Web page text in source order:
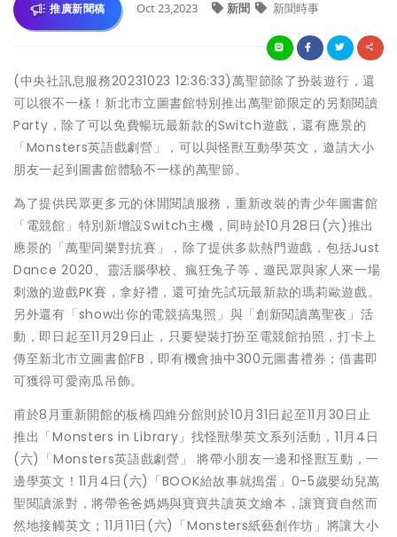
推廣新聞稿 Oct 23,2023 新聞 新聞時事
(中央社訊息服務20231023 12:36:33)萬聖節除了扮裝遊行，還
可以很不一樣！新北市立圖書館特別推出萬聖節限定的另類閱讀
Party，除了可以免費暢玩最新款的Switch遊戲，還有應景的
「Monsters英語戲劇營」，可以與怪獸互動學英文，邀請大小
朋友一起到圖書館體驗不一樣的萬聖節。
為了提供民眾更多元的休閒閱讀服務，重新改裝的青少年圖書館
「電競館」特別新增設Switch主機，同時於10月28日(六)推出
應景的「萬聖同樂對抗賽」，除了提供多款熱門遊戲，包括Just
Dance 2020、靈活腦學校、瘋狂兔子等，邀民眾與家人來一場
刺激的遊戲PK賽，拿好禮，還可搶先試玩最新款的瑪莉歐遊戲。
另外還有「show出你的電競搞鬼照」與「創新閱讀萬聖夜」活
動，即日起至11月29日止，只要變裝打扮至電競館拍照，打卡上
傳至新北市立圖書館FB，即有機會抽中300元圖書禮券；借書即
可獲得可愛南瓜吊飾。
甫於8月重新開館的板橋四維分館則於10月31日起至11月30日止
推出「Monsters in Library」找怪獸學英文系列活動，11月4日
(六)「Monsters英語戲劇營」 將帶小朋友一邊和怪獸互動，一
邊學英文！11月4日(六)「BOOK給故事就搗蛋」0-5歲嬰幼兒萬
聖閱讀派對，將帶爸爸媽媽與寶寶共讀英文繪本，讓寶寶自然而
然地接觸英文；11月11日(六)「Monsters紙藝創作坊」將讓大小